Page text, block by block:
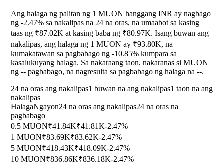
Ang halaga ng palitan ng 1 MUON hanggang INR ay nagbago
ng -2.47% sa nakalipas na 24 na oras, na umaabot sa kasing
taas ng ₹87.02K at kasing baba ng ₹80.97K. Isang buwan ang
nakalipas, ang halaga ng 1 MUON ay ₹93.80K, na
kumakatawan sa pagbabago ng -10.85% kumpara sa
kasalukuyang halaga. Sa nakaraang taon, nakaranas si MUON
ng -- pagbabago, na nagresulta sa pagbabago ng halaga na --.
24 na oras ang nakalipas1 buwan na ang nakalipas1 taon na ang
nakalipas
HalagaNgayon24 na oras ang nakalipas24 na oras na
pagbabago
0.5 MUON₹41.84K₹41.81K-2.47%
1 MUON₹83.69K₹83.62K-2.47%
5 MUON₹418.43K₹418.09K-2.47%
10 MUON₹836.86K₹836.18K-2.47%